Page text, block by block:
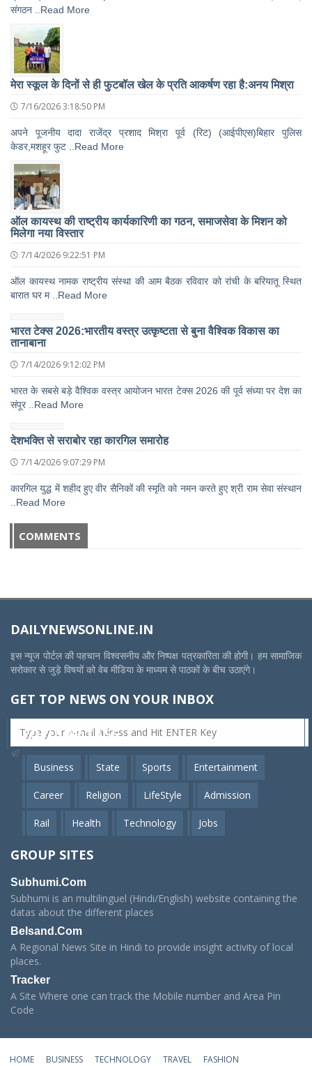
संगठन ..Read More
मेरा स्कूल के दिनों से ही फुटबॉल खेल के प्रति आकर्षण रहा है:अनय मिश्रा
7/16/2026 3:18:50 PM
अपने पूजनीय दादा राजेंद्र प्रशाद मिश्रा पूर्व (रिट) (आईपीएस)बिहार पुलिस
केडर,मशहूर फुट ..Read More
ऑल कायस्थ की राष्ट्रीय कार्यकारिणी का गठन, समाजसेवा के मिशन को
मिलेगा नया विस्तार
7/14/2026 9:22:51 PM
ऑल कायस्थ नामक राष्ट्रीय संस्था की आम बैठक रविवार को रांची के बरियातू स्थित
बारात घर म ..Read More
भारत टेक्स 2026:भारतीय वस्त्र उत्कृष्टता से बुना वैश्विक विकास का
तानाबाना
7/14/2026 9:12:02 PM
भारत के सबसे बड़े वैश्विक वस्त्र आयोजन भारत टेक्स 2026 की पूर्व संध्या पर देश का
संपूर ..Read More
देशभक्ति से सराबोर रहा कारगिल समारोह
7/14/2026 9:07:29 PM
कारगिल युद्ध में शहीद हुए वीर सैनिकों की स्मृति को नमन करते हुए श्री राम सेवा संस्थान
..Read More
COMMENTS
DAILYNEWSONLINE.IN
इस न्यूज पोर्टल की पहचान विश्वसनीय और निष्पक्ष पत्रकारिता की होगी। हम सामाजिक
सरोकार से जुड़े विषयों को वेब मीडिया के माध्यम से पाठकों के बीच उठाएंगे।
GET TOP NEWS ON YOUR INBOX
POPULAR TAGS
Business State Sports Entertainment
Career Religion LifeStyle Admission
Rail Health Technology Jobs
GROUP SITES
Subhumi.Com
Subhumi is an multilinguel (Hindi/English) website containing the
datas about the different places
Belsand.Com
A Regional News Site in Hindi to provide insight activity of local
places.
Tracker
A Site Where one can track the Mobile number and Area Pin
Code
HOME BUSINESS TECHNOLOGY TRAVEL FASHION